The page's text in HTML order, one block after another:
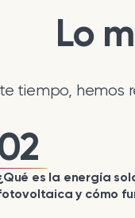
Lo
tiempo, hemos
es la energía
y cómo